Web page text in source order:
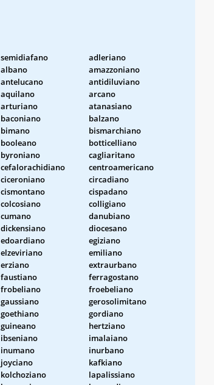
semidiafano
adleriano
albano
amazzoniano
antelucano
antidiluviano
aquilano
arcano
arturiano
atanasiano
baconiano
balzano
bimano
bismarchiano
booleano
botticelliano
byroniano
cagliaritano
cefalorachidiano
centroamericano
ciceroniano
circadiano
cismontano
cispadano
colcosiano
colligiano
cumano
danubiano
dickensiano
diocesano
edoardiano
egiziano
elzeviriano
emiliano
erziano
extraurbano
faustiano
ferragostano
frobeliano
froebeliano
gaussiano
gerosolimitano
goethiano
gordiano
guineano
hertziano
ibseniano
imalaiano
inumano
inurbano
joyciano
kafkiano
kolchoziano
lapalissiano